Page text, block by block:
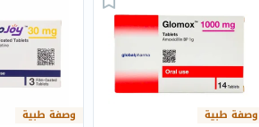
وصفة طبية وصفة طبية